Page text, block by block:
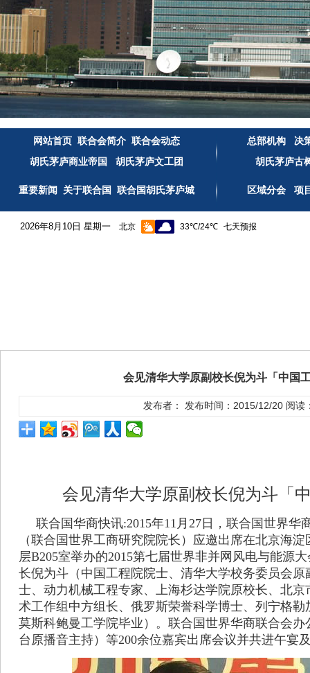
网站首页 联合会简介 联合会动态 总部机构
决
胡氏茅庐商业帝国
胡氏茅庐文工团 胡氏茅庐古
重要新闻 关于联合国 联合国胡氏茅庐城 区域分会 项
2026年8月10日 星期一
会见清华大学原副校长倪为斗「中国
发布者： 发布时间：2015/12/20 阅读
会见清华大学原副校长倪为斗「
联合国华商快讯:2015年11月27日，联合国世界华
（联合国世界工商研究院院长）应邀出席在北京海
层B205室举办的2015第七届世界非并网风电与能源
长倪为斗（中国工程院院士、清华大学校务委员会
士、动力机械工程专家、上海杉达学院原校长、北
术工作组中方组长、俄罗斯荣誉科学博士、列宁格
莫斯科鲍曼工学院毕业）。联合国世界华商联合会
台原播音主持）等200余位嘉宾出席会议并共进午宴